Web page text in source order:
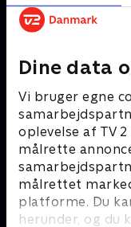
Dine data
Vi bruger egne
oplevelse af TV
målrette
målrettet
platforme. Du
herunder, og du
Andre så også
Luftens læger
Drama • 3 sæsoner